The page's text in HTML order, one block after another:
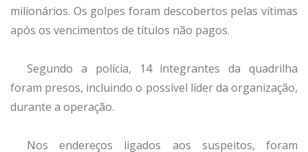
milionários. Os golpes foram descobertos pelas vítimas
após os vencimentos de títulos não pagos.
Segundo a polícia, 14 integrantes da quadrilha
foram presos, incluindo o possível líder da organização,
durante a operação.
Nos endereços ligados aos suspeitos, foram